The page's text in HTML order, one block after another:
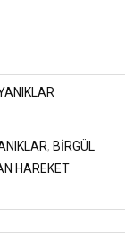
, BIRGÜL
HAREKET